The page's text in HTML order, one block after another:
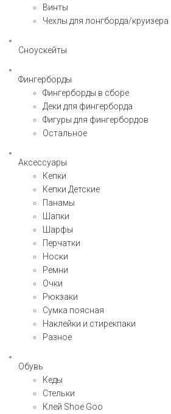
Винты
Чехлы для лонгборда/круизера
Сноускейты
Фингерборды
Фингерборды в сборе
Деки для фингерборда
Фигуры для фингербордов
Остальное
Аксессуары
Кепки
Кепки Детские
Панамы
Шапки
Шарфы
Перчатки
Носки
Ремни
Очки
Рюкзаки
Сумка поясная
Наклейки и стирекпаки
Разное
Обувь
Кеды
Стельки
Клей Shoe Goo